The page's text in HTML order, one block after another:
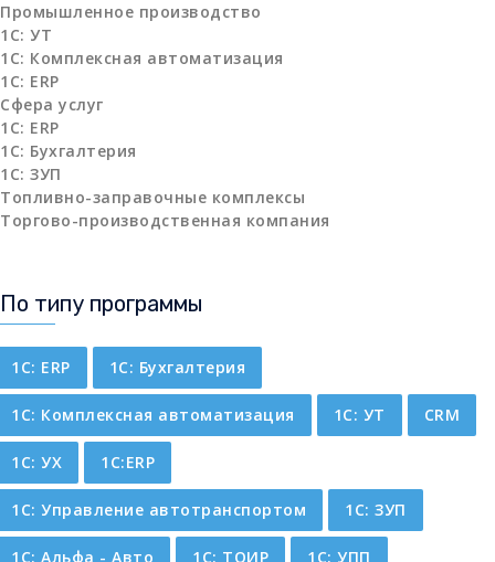
Промышленное производство
1С: УТ
1С: Комплексная автоматизация
1С: ERP
Сфера услуг
1С: ERP
1С: Бухгалтерия
1С: ЗУП
Топливно-заправочные комплексы
Торгово-производственная компания
По типу программы
1C: ERP 1С: Бухгалтерия
1С: Комплексная автоматизация 1С: УТ CRM
1С: УХ 1С:ERP
1С: Управление автотранспортом 1С: ЗУП
1С: Альфа - Авто 1С: ТОИР 1С: УПП